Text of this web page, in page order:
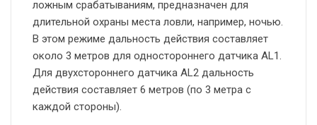
ложным срабатываниям, предназначен для
длительной охраны места ловли, например, ночью.
В этом режиме дальность действия составляет
около 3 метров для одностороннего датчика AL1.
Для двухстороннего датчика AL2 дальность
действия составляет 6 метров (по 3 метра с
каждой стороны).